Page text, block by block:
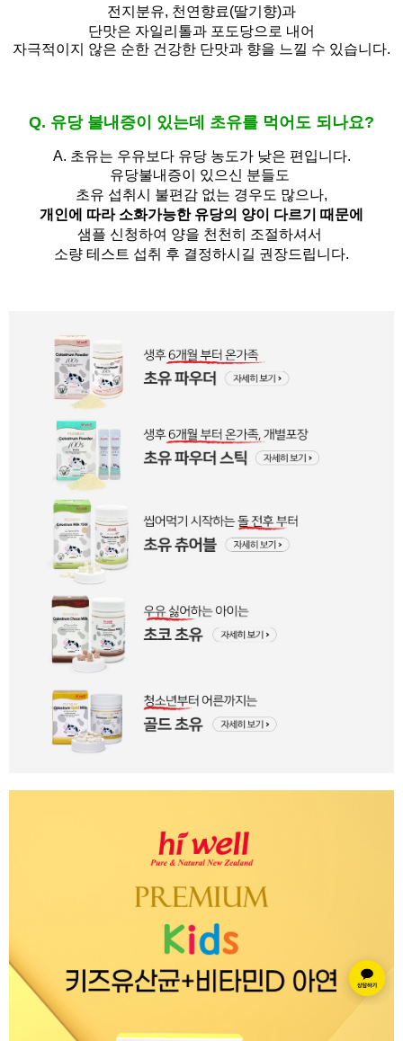
전지분유, 천연향료(딸기향)과
단맛은 자일리톨과 포도당으로 내어
자극적이지 않은 순한 건강한 단맛과 향을 느낄 수 있습니다.
Q. 유당 불내증이 있는데 초유를 먹어도 되나요?
A. 초유는 우유보다 유당 농도가 낮은 편입니다.
유당불내증이 있으신 분들도
초유 섭취시 불편감 없는 경우도 많으나,
개인에 따라 소화가능한 유당의 양이 다르기 때문에
샘플 신청하여 양을 천천히 조절하셔서
소량 테스트 섭취 후 결정하시길 권장드립니다.